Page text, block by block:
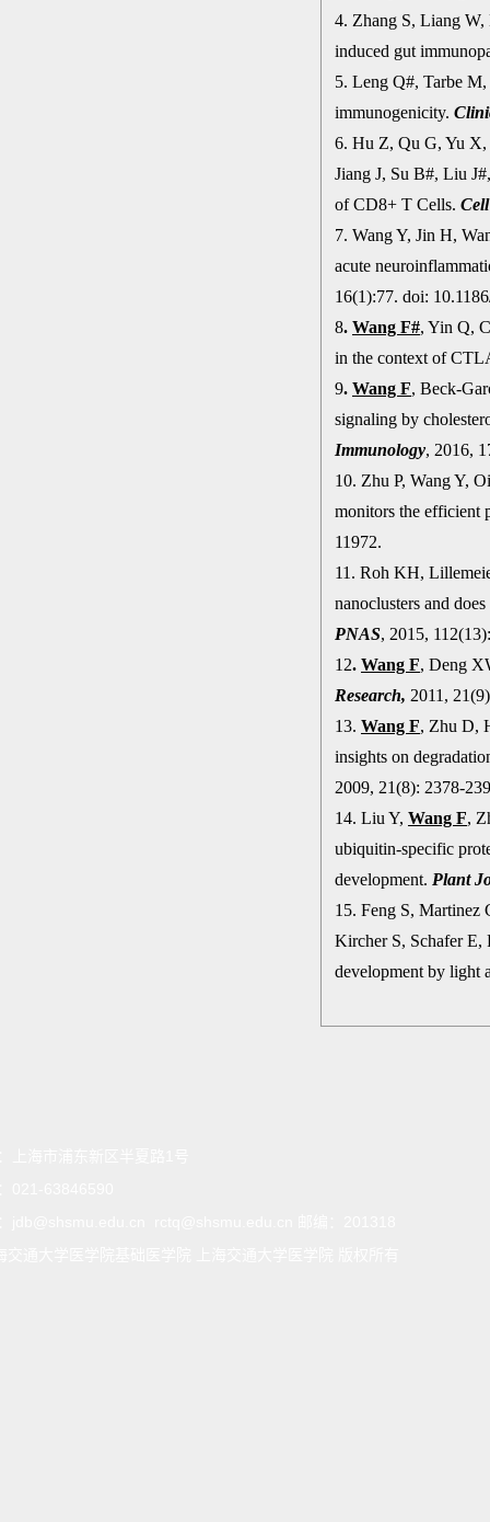
4. Zhang S, Liang
induced gut
5. Leng Q#, Tarbe
immunogenicity.
6. Hu Z, Qu G, Yu
Jiang J, Su B#, Liu
of CD8+ T Cells.
7. Wang Y, Jin H,
acute
16(1):77. doi:
8. Wang F#, Yin Q,
in the context of
9. Wang F, Beck-
signaling by
Immunology, 2016,
10. Zhu P, Wang Y,
monitors the efficient
11972.
11. Roh KH,
nanoclusters and
PNAS, 2015,
12. Wang F, Deng
Research, 2011,
13. Wang F, Zhu D,
insights on
2009, 21(8): 2378-
14. Liu Y, Wang F,
ubiquitin-specific
development. Plant
15. Feng S, Martinez
Kircher S, Schafer E,
development by light